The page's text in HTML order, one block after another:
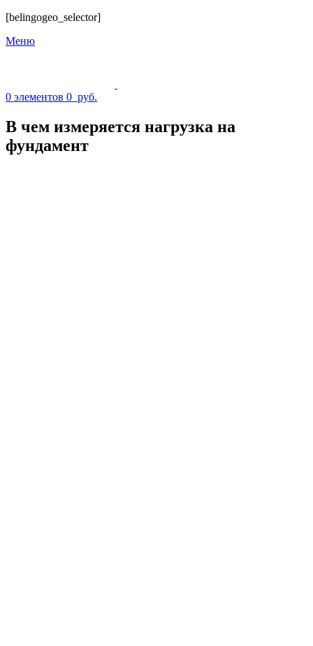
[belingogeo_selector]
Меню
0 элементов 0 руб.
В чем измеряется нагрузка на
фундамент